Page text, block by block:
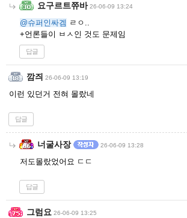
요구르트쮸바 26-06-09 13:24
@슈퍼인싸겜 ㄹㅇ..
+언론들이 ㅂㅅ인 것도 문제임
답글
깜즤 26-06-09 13:19
이런 있던거 전혀 몰랐네
답글
너굴사장 26-06-09 13:28
저도몰랐었어요 ㄷㄷ
답글
그럼요 26-06-09 13:25